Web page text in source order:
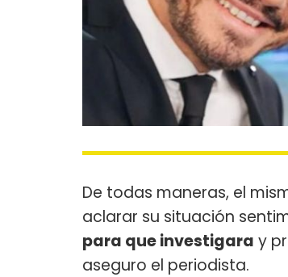
De todas maneras, el
aclarar su situación
para que investigara y
aseguro el periodista.